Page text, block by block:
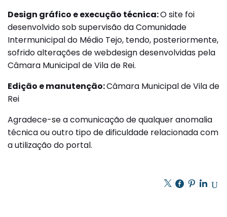
Design gráfico e execução técnica:O site foi
desenvolvido sob supervisão da Comunidade
Intermunicipal do Médio Tejo, tendo, posteriormente,
sofrido alterações de webdesign desenvolvidas pela
Câmara Municipal de Vila de Rei.
Edição e manutenção:Câmara Municipal de Vila de
Rei
Agradece-se a comunicação de qualquer anomalia
técnica ou outro tipo de dificuldade relacionada com
a utilização do portal.